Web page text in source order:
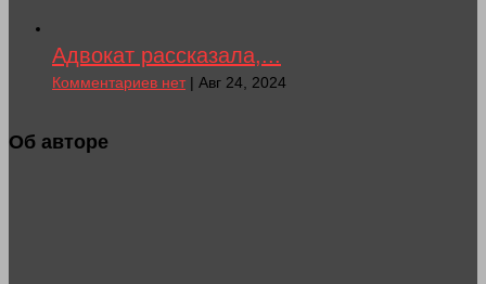
Адвокат рассказала,...
Комментариев нет| Авг 24, 2024
Об авторе